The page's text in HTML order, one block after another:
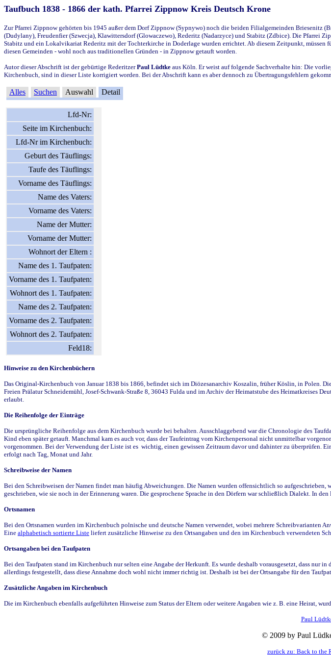
Taufbuch 1838 - 1866 der kath. Pfarrei Zippnow Kreis Deutsch Krone
Zur Pfarrei Zippnow gehörten bis 1945 außer dem Dorf Zippnow (Sypnywo) noch die beiden Filialgemeinden Briesenitz
(Dudylany), Freudenfier (Szwecja), Klawittersdorf (Glowaczewo), Rederitz (Nadarzyce) und Stabitz (Zdbice). Die Pfarrei
Stabitz und ein Lokalvikariat Rederitz mit der Tochterkirche in Doderlage wurden errichtet. Ab diesem Zeitpunkt, müssen
diesen Gemeinden - wohl noch aus traditionellen Gründen - in Zippnow getauft worden.
Autor dieser Abschrift ist der gebürtige RederitzerPaul Lüdtke aus Köln. Er weist auf folgende Sachverhalte hin: Die
Kirchenbuch, sind in dieser Liste korrigiert worden. Bei der Abschrift kann es aber dennoch zu Übertragungsfehlern
Alles Suchen Auswahl Detail
Lfd-Nr:
Seite im Kirchenbuch:
Lfd-Nr im Kirchenbuch:
Geburt des Täuflings:
Taufe des Täuflings:
Vorname des Täuflings:
Name des Vaters:
Vorname des Vaters:
Name der Mutter:
Vorname der Mutter:
Wohnort der Eltern :
Name des 1. Taufpaten:
Vorname des 1. Taufpaten:
Wohnort des 1. Taufpaten:
Name des 2. Taufpaten:
Vorname des 2. Taufpaten:
Wohnort des 2. Taufpaten:
Feld18:
Hinweise zu den Kirchenbüchern
Das Original-Kirchenbuch von Januar 1838 bis 1866, befindet sich im Diözesanarchiv Koszalin, früher Köslin, in Polen.
Freien Prälatur Schneidemühl, Josef-Schwank-Straße 8, 36043 Fulda und im Archiv der Heimatstube des Heimatkreises
erlaubt.
Die Reihenfolge der Einträge
Die ursprüngliche Reihenfolge aus dem Kirchenbuch wurde bei behalten. Ausschlaggebend war die Chronologie des
Kind eben später getauft. Manchmal kam es auch vor, dass der Taufeintrag vom Kirchenpersonal nicht unmittelbar
vorgenommen. Bei der Verwendung der Liste ist es wichtig, einen gewissen Zeitraum davor und dahinter zu überprüfen.
erfolgt nach Tag, Monat und Jahr.
Schreibweise der Namen
Bei den Schreibweisen der Namen findet man häufig Abweichungen. Die Namen wurden offensichtlich so
geschrieben, wie sie noch in der Erinnerung waren. Die gesprochene Sprache in den Dörfern war schließlich Dialekt. In
Ortsnamen
Bei den Ortsnamen wurden im Kirchenbuch polnische und deutsche Namen verwendet, wobei mehrere Schreibvarianten
Eine alphabetisch sortierte Liste liefert zusätzliche Hinweise zu den Ortsangaben und den im Kirchenbuch verwendeten
Ortsangaben bei den Taufpaten
Bei den Taufpaten stand im Kirchenbuch nur selten eine Angabe der Herkunft. Es wurde deshalb vorausgesetzt, dass nur
allerdings festgestellt, dass diese Annahme doch wohl nicht immer richtig ist. Deshalb ist bei der Ortsangabe für den
Zusätzliche Angaben im Kirchenbuch
Die im Kirchenbuch ebenfalls aufgeführten Hinweise zum Status der Eltern oder weitere Angaben wie z. B. eine Heirat,
Paul
© 2009 by Paul
zurück zu: Back to the